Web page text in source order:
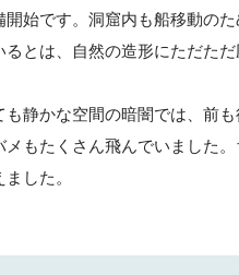
始です。洞窟内も船移動のた
とは、自然の造形にただた
静かな空間の暗闇では、前
もたくさん飛んでいました
した。